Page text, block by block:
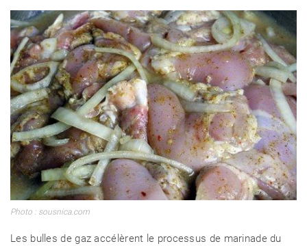
Photo : sousnica.com
Les bulles de gaz accélèrent le processus de marinade du